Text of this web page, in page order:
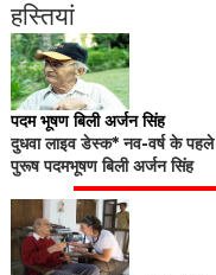
हस्तियां
पदम भूषण बिली अर्जन सिंह
दुधवा लाइव डेस्क* नव-वर्ष के पहले
पुरूष पदमभूषण बिली अर्जन सिंह